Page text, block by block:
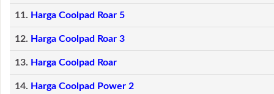
11. Harga Coolpad Roar 5
12. Harga Coolpad Roar 3
13. Harga Coolpad Roar
14. Harga Coolpad Power 2